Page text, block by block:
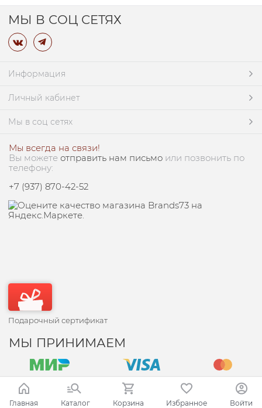
МЫ В СОЦ СЕТЯХ
Информация
Личный кабинет
Мы в соц сетях
Мы всегда на связи!
Вы можете отправить нам письмо или позвонить по
телефону:
+7 (937) 870-42-52
Подарочный сертификат
МЫ ПРИНИМАЕМ
Главная Каталог Корзина Избранное Войти